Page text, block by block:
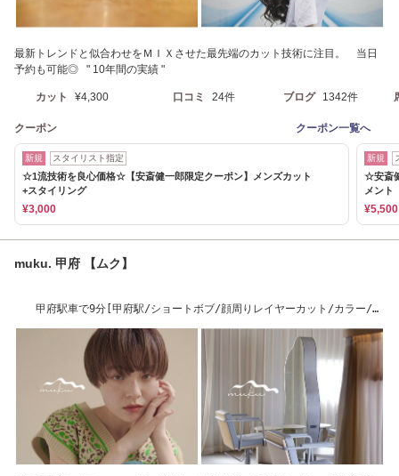
最新トレンドと似合わせをＭＩＸさせた最先端のカット技術に注目。 当日
予約も可能◎ " 10年間の実績 "
カット ¥4,300 口コミ 24件 ブログ 1342件
クーポン クーポン一覧へ
新規 スタイリスト指定
☆1流技術を良心価格☆【安斎健一郎限定クーポン】メンズカット
+スタイリング
¥3,000
新規
☆安斎
メント
¥5,500
muku. 甲府 【ムク】
甲府駅車で9分[甲府駅/ショートボブ/顔周りレイヤーカット/カラー/縮